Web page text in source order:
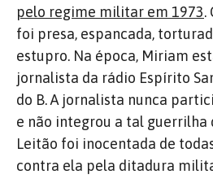
pelo regime militar em 1973.
foi presa, espancada,
estupro. Na época, Miriam
jornalista da rádio Espírito
do B. A jornalista nunca
e não integrou a tal guerrilha
Leitão foi inocentada de
contra ela pela ditadura